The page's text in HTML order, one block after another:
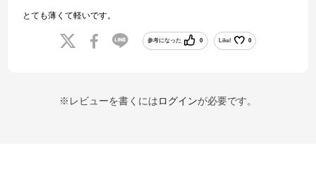
とても薄くて軽いです。
参考になった 0 Like! 0
※レビューを書くにはログインが必要です。